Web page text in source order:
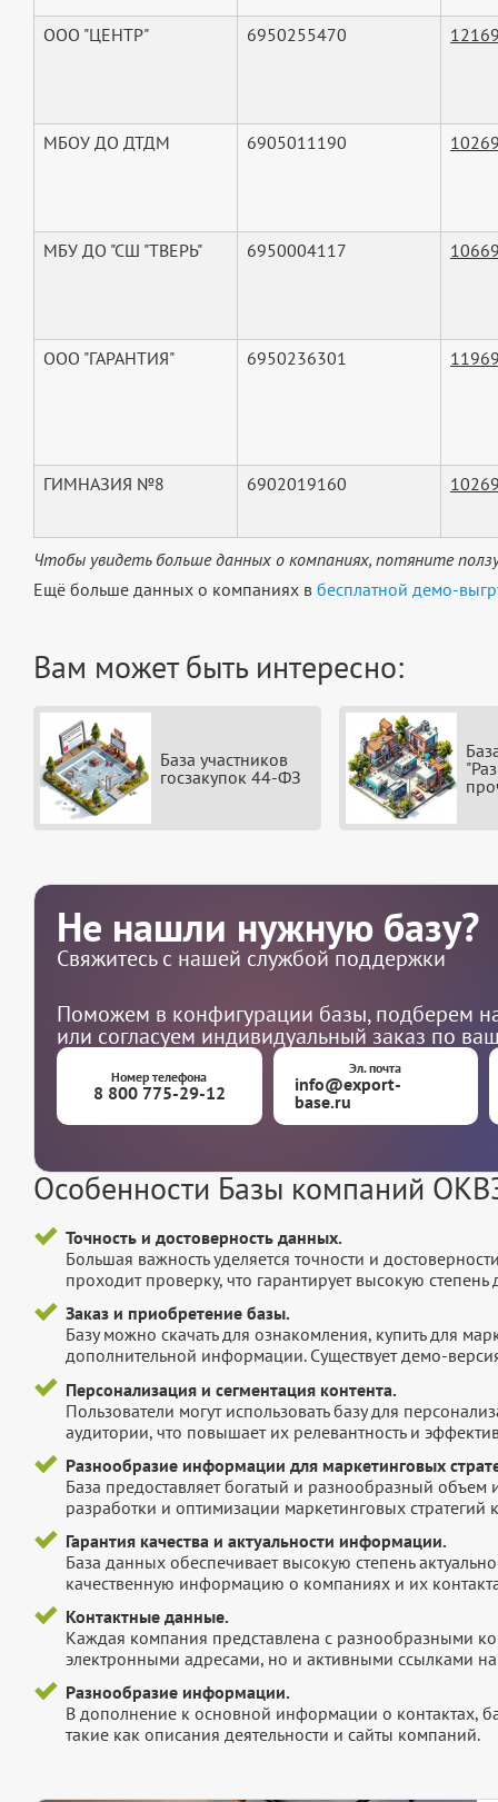
ООО "ЦЕНТР" 6950255470
МБОУ ДО ДТДМ 6905011190
МБУ ДО "СШ "ТВЕРЬ" 6950004117
ООО "ГАРАНТИЯ" 6950236301
ГИМНАЗИЯ №8 6902019160
Чтобы увидеть больше данных о компаниях, потяните
Ещё больше данных о компаниях в бесплатной демо-
Вам может быть интересно:
База участников
госзакупок 44-ФЗ
Не нашли нужную базу?
Свяжитесь с нашей службой поддержки
Поможем в конфигурации базы, подберем
или согласуем индивидуальный заказ по
Номер телефона
8 800 775-29-12
Эл. почта
info@export-
base.ru
Особенности Базы компаний
Точность и достоверность данных.
Большая важность уделяется точности и
проходит проверку, что гарантирует высокую
Заказ и приобретение базы.
Базу можно скачать для ознакомления, купить для
дополнительной информации. Существует демо-
Персонализация и сегментация контента.
Пользователи могут использовать базу для
аудитории, что повышает их релевантность и
Разнообразие информации для маркетинговых
База предоставляет богатый и разнообразный
разработки и оптимизации маркетинговых стратегий
Гарантия качества и актуальности информации.
База данных обеспечивает высокую степень
качественную информацию о компаниях и их
Контактные данные.
Каждая компания представлена с разнообразными
электронными адресами, но и активными ссылками
Разнообразие информации.
В дополнение к основной информации о контактах,
такие как описания деятельности и сайты компаний.